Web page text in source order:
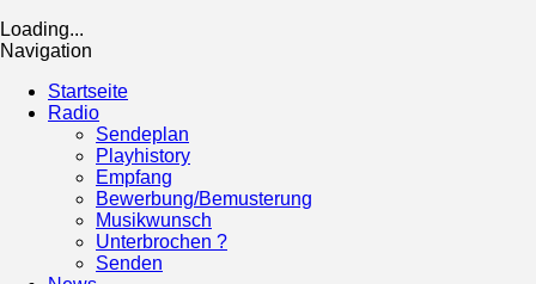
Loading...
Navigation
Startseite
Radio
Sendeplan
Playhistory
Empfang
Bewerbung/Bemusterung
Musikwunsch
Unterbrochen ?
Senden